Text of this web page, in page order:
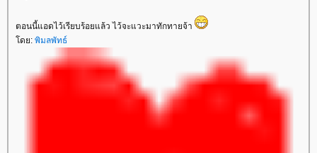
ตอนนี้แอดไว้เรียบร้อยแล้ว ไว้จะแวะมาทักทายจ้า
ดย: พิมลพัทธ์